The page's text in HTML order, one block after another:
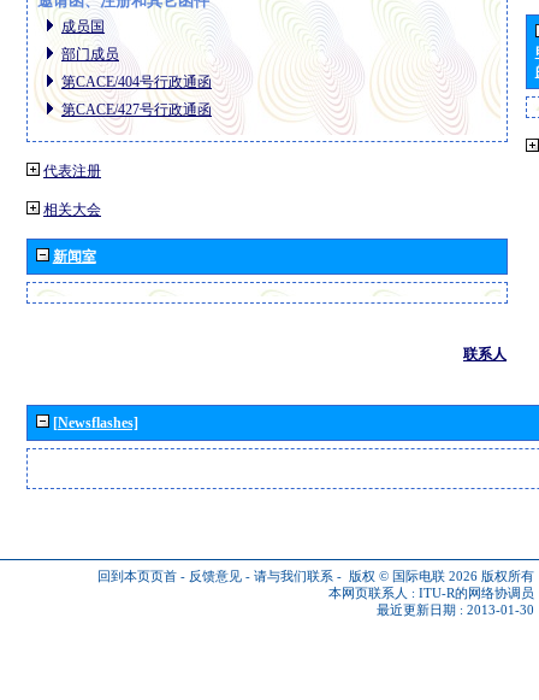
成员国
部门成员
第CACE/404号行政通函
第CACE/427号行政通函
代表注册
相关大会
新闻室
联系人
[Newsflashes]
回到本页页首 - 反馈意见 - 请与我们联系 - 版权 © 国际电联 2026 版权所有
本网页联系人 : ITU-R的网络协调员
最近更新日期 : 2013-01-30